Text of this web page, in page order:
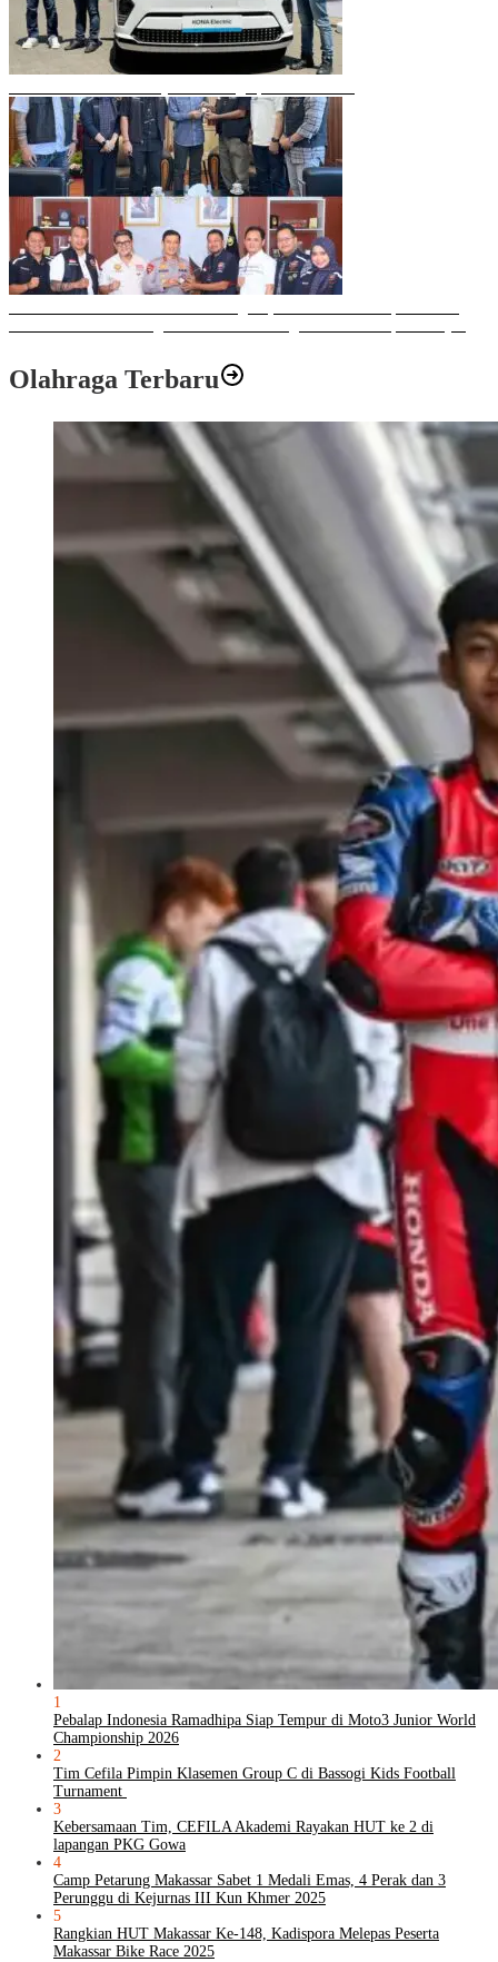
Olahraga Terbaru
1
Pebalap Indonesia Ramadhipa Siap Tempur di Moto3 Junior World
Championship 2026
2
Tim Cefila Pimpin Klasemen Group C di Bassogi Kids Football
Turnament
3
Kebersamaan Tim, CEFILA Akademi Rayakan HUT ke 2 di
lapangan PKG Gowa
4
Camp Petarung Makassar Sabet 1 Medali Emas, 4 Perak dan 3
Perunggu di Kejurnas III Kun Khmer 2025
5
Rangkian HUT Makassar Ke-148, Kadispora Melepas Peserta
Makassar Bike Race 2025